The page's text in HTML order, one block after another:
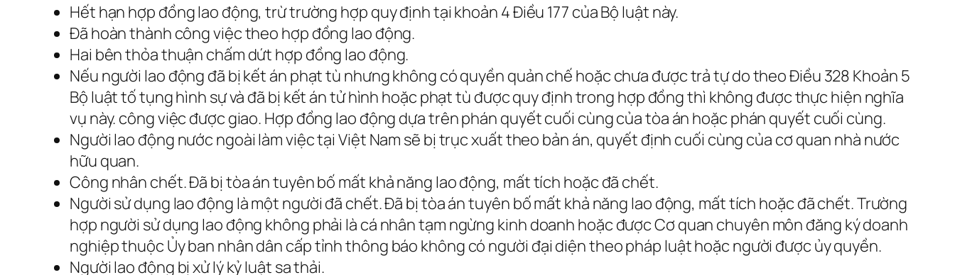
Hết hạn hợp đồng lao động, trừ trường hợp quy định tại khoản 4 Điều 177 của Bộ luật này.
Đã hoàn thành công việc theo hợp đồng lao động.
Hai bên thỏa thuận chấm dứt hợp đồng lao động.
Nếu người lao động đã bị kết án phạt tù nhưng không có quyền quản chế hoặc chưa được trả tự do theo Điều 328 Khoản 5
Bộ luật tố tụng hình sự và đã bị kết án tử hình hoặc phạt tù được quy định trong hợp đồng thì không được thực hiện nghĩa
vụ này. công việc được giao. Hợp đồng lao động dựa trên phán quyết cuối cùng của tòa án hoặc phán quyết cuối cùng.
Người lao động nước ngoài làm việc tại Việt Nam sẽ bị trục xuất theo bản án, quyết định cuối cùng của cơ quan nhà nước
hữu quan.
Công nhân chết. Đã bị tòa án tuyên bố mất khả năng lao động, mất tích hoặc đã chết.
Người sử dụng lao động là một người đã chết. Đã bị tòa án tuyên bố mất khả năng lao động, mất tích hoặc đã chết. Trường
hợp người sử dụng lao động không phải là cá nhân tạm ngừng kinh doanh hoặc được Cơ quan chuyên môn đăng ký doanh
nghiệp thuộc Ủy ban nhân dân cấp tỉnh thông báo không có người đại diện theo pháp luật hoặc người được ủy quyền.
Người lao động bị xử lý kỷ luật sa thải.